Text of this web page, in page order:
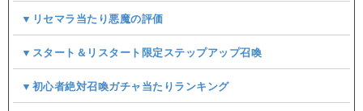
▼リセマラ当たり悪魔の評価
▼スタート＆リスタート限定ステップアップ召喚
▼初心者絶対召喚ガチャ当たりランキング